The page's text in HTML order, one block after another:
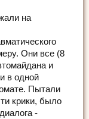
на
Они все (8
и
в одной
Пытали
крики, было
-